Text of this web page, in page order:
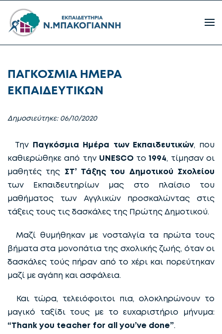
ΠΑΓΚΟΣΜΙΑ ΗΜΕΡΑ
ΕΚΠΑΙΔΕΥΤΙΚΩΝ
Δημοσιεύτηκε: 06/10/2020
Την Παγκόσμια Ημέρα των Εκπαιδευτικών, που
καθιερώθηκε από την UNESCO το1994, τίμησαν οι
μαθητές της ΣΤ’ Τάξης του Δημοτικού Σχολείου
των Εκπαιδευτηρίων μας στο πλαίσιο του
μαθήματος των Αγγλικών προσκαλώντας στις
τάξεις τους τις δασκάλες της Πρώτης Δημοτικού.
Μαζί θυμήθηκαν με νοσταλγία τα πρώτα τους
βήματα στα μονοπάτια της σχολικής ζωής, όταν οι
δασκάλες τούς πήραν από το χέρι και πορεύτηκαν
μαζί με αγάπη και ασφάλεια.
Και τώρα, τελειόφοιτοι πια, ολοκληρώνουν το
μαγικό ταξίδι τους με το ευχαριστήριο μήνυμα:
“Thank you teacher for all you’ve done”.